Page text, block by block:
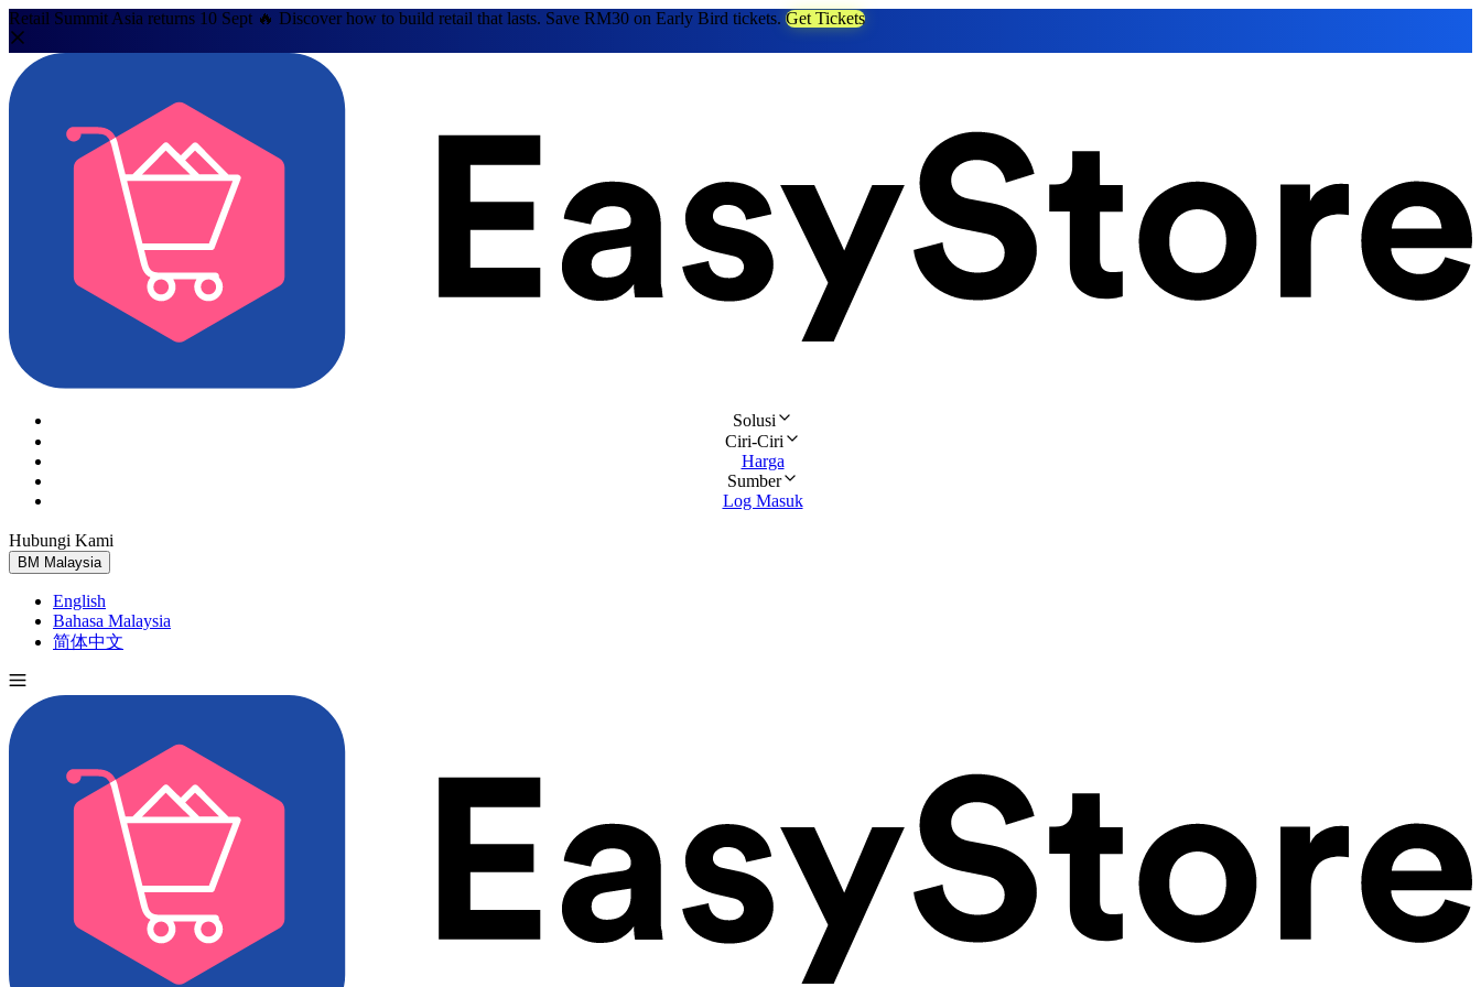
Retail Summit Asia returns 10 Sept 🔥 Discover how to build retail that lasts. Save RM30 on Early Bird tickets. Get Tickets
Solusi
Ciri-Ciri
Harga
Sumber
Log Masuk
Hubungi Kami
BM Malaysia
English
Bahasa Malaysia
简体中文